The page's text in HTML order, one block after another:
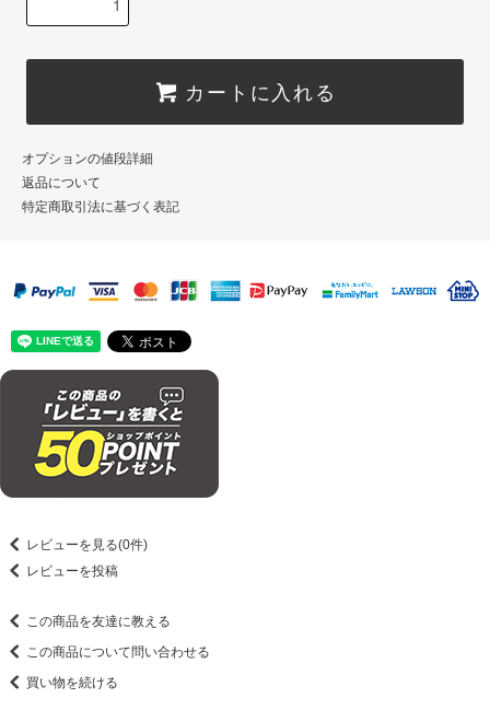
カートに入れる
オプションの値段詳細
返品について
特定商取引法に基づく表記
レビューを見る(0件)
レビューを投稿
この商品を友達に教える
この商品について問い合わせる
買い物を続ける